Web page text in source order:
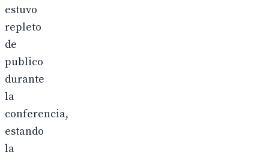
estuvo
repleto
de
publico
durante
la
conferencia,
estando
la